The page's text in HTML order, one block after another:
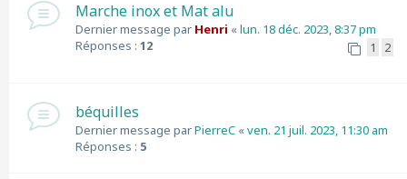
Marche inox et Mat alu
Dernier message par Henri «lun. 18 déc. 2023, 8:37 pm
Réponses : 12 1 2
béquilles
Dernier message parPierreC «ven. 21 juil. 2023, 11:30 am
Réponses : 5